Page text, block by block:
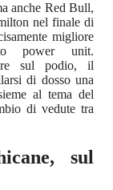
anche Red Bull,
nel finale di
migliore
power unit.
sul podio, il
di dosso una
al tema del
di vedute tra
sul